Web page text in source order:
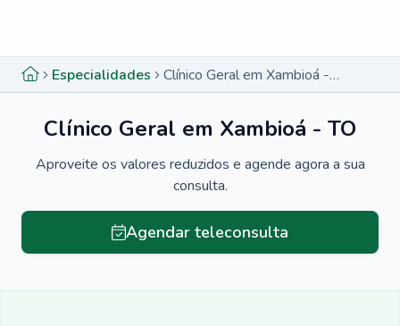
Especialidades Clínico Geral em Xambioá - TO
Clínico Geral em Xambioá - TO
Aproveite os valores reduzidos e agende agora a sua
consulta.
Agendar teleconsulta